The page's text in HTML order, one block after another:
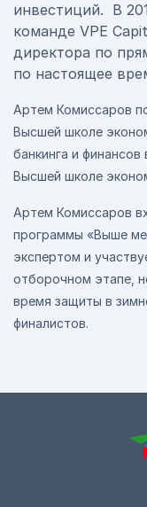
инвестиций. В
команде VPE
директора по
по настоящее
Артем Комиссаров
Высшей школе
банкинга и
Высшей школе
Артем Комиссаров
программы «Выше
экспертом и
отборочном этапе,
время защиты в
финалистов.